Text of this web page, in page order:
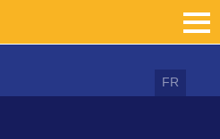
FR